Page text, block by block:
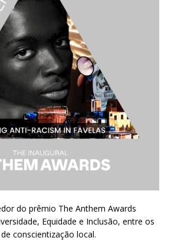
do prêmio The Anthem Awards
Equidade e Inclusão, entre os
conscientização local.